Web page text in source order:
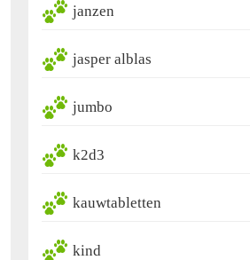
janzen
jasper alblas
jumbo
k2d3
kauwtabletten
kind